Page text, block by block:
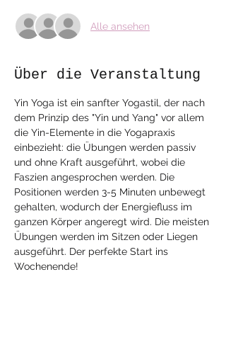
Alle ansehen
Über die Veranstaltung
Yin Yoga ist ein sanfter Yogastil, der nach
dem Prinzip des "Yin und Yang" vor allem
die Yin-Elemente in die Yogapraxis
einbezieht: die Übungen werden passiv
und ohne Kraft ausgeführt, wobei die
Faszien angesprochen werden. Die
Positionen werden 3-5 Minuten unbewegt
gehalten, wodurch der Energiefluss im
ganzen Körper angeregt wird. Die meisten
Übungen werden im Sitzen oder Liegen
ausgeführt. Der perfekte Start ins
Wochenende!